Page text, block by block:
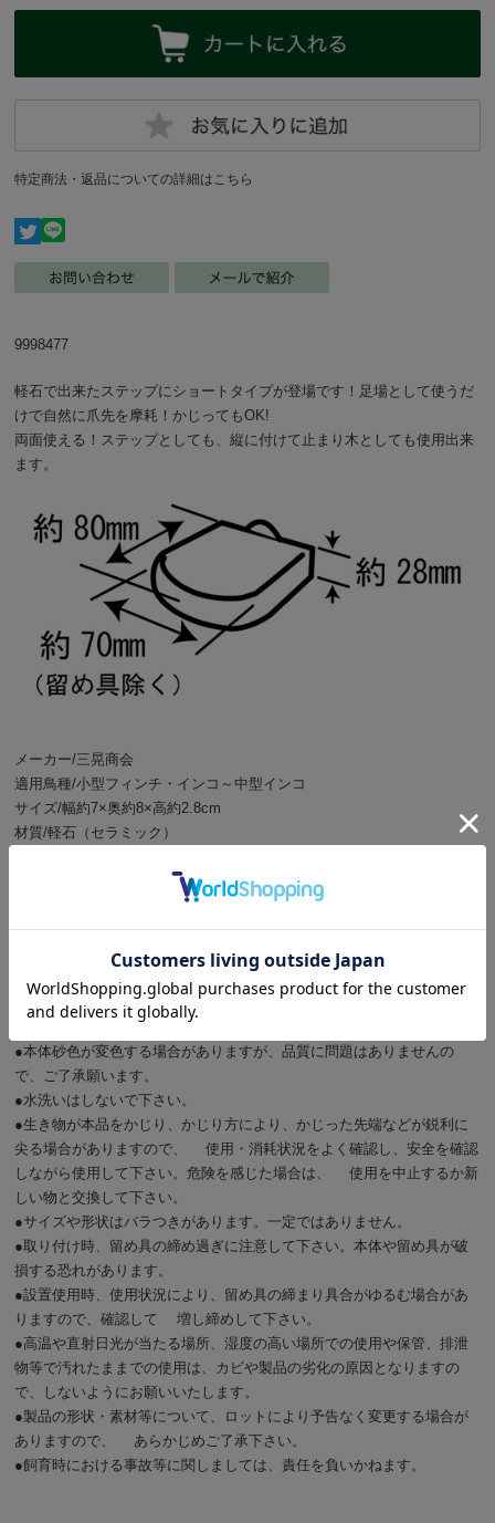
特定商法・返品についての詳細はこちら
9998477
軽石で出来たステップにショートタイプが登場です！足場として使うだ
けで自然に爪先を摩耗！かじってもOK!
両面使える！ステップとしても、縦に付けて止まり木としても使用出来
ます。
メーカー/三晃商会
適用鳥種/小型フィンチ・インコ～中型インコ
サイズ/幅約7×奥約8×高約2.8cm
材質/軽石（セラミック）
●本品はデグー、フクロモモンガ、シマリス等の小動物と、小型イン
コ、中型イン コや 小型フインチ等の小鳥用のステップです。他の目
的には使用しないで下さい。
●火気には近づけないで下さい。
●お子様の手の届く場所や足元等に置かないようにして下さい。
●パッケージ写真はイメージです。
●本体砂色が変色する場合がありますが、品質に問題はありませんの
で、ご了承願います。
●水洗いはしないで下さい。
●生き物が本品をかじり、かじり方により、かじった先端などが鋭利に
尖る場合がありますので、 使用・消耗状況をよく確認し、安全を確認
しながら使用して下さい。危険を感じた場合は、 使用を中止するか新
しい物と交換して下さい。
●サイズや形状はバラつきがあります。一定ではありません。
●取り付け時、留め具の締め過ぎに注意して下さい。本体や留め具が破
損する恐れがあります。
●設置使用時、使用状況により、留め具の締まり具合がゆるむ場合があ
りますので、確認して 増し締めして下さい。
●高温や直射日光が当たる場所、湿度の高い場所での使用や保管、排泄
物等で汚れたままでの使用は、カビや製品の劣化の原因となりますの
で、しないようにお願いいたします。
●製品の形状・素材等について、ロットにより予告なく変更する場合が
ありますので、 あらかじめご了承下さい。
●飼育時における事故等に関しましては、責任を負いかねます。